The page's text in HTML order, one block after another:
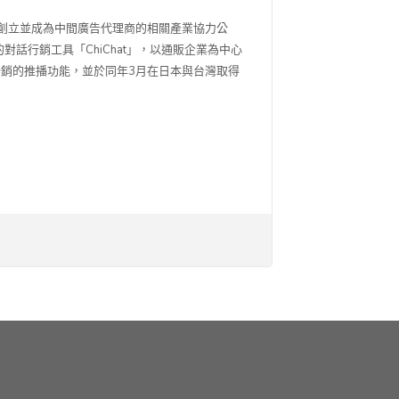
並成為中間廣告代理商的相關產業協力公
話行銷工具「ChiChat」，以通販企業為中心
的推播功能，並於同年3月在日本與台灣取得